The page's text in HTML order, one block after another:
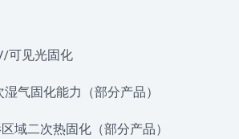
可见光固化
气固化能力（部分产品）
域二次热固化（部分产品）